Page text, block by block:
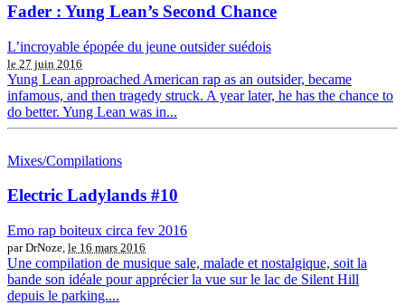
Fader : Yung Lean’s Second Chance
L’incroyable épopée du jeune outsider suédois
le 27 juin 2016
Yung Lean approached American rap as an outsider, became
infamous, and then tragedy struck. A year later, he has the chance to
do better. Yung Lean was in...
Mixes/Compilations
Electric Ladylands #10
Emo rap boiteux circa fev 2016
par DrNoze, le 16 mars 2016
Une compilation de musique sale, malade et nostalgique, soit la
bande son idéale pour apprécier la vue sur le lac de Silent Hill
depuis le parking....